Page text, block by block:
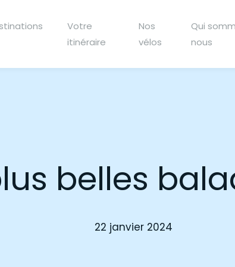
Votre
itinéraire
Nos
vélos
Qui
nous
belles
22 janvier 2024